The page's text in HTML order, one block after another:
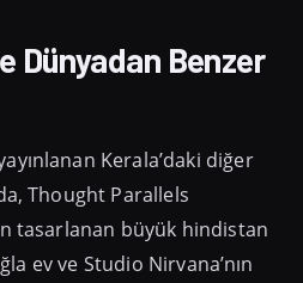
Dünyadan Benzer
Kerala’daki diğer
Thought Parallels
tasarlanan büyük hindistan
ev ve Studio Nirvana’nın